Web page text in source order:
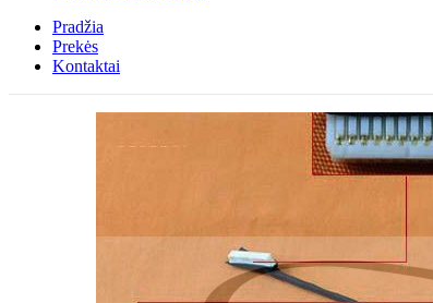
Pradžia
Prekės
Kontaktai